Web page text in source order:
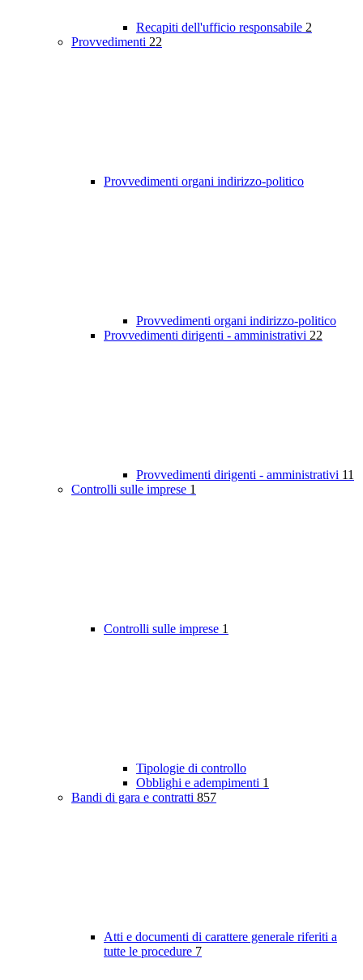
Recapiti dell'ufficio responsabile 2
Provvedimenti 22
Provvedimenti organi indirizzo-politico
Provvedimenti organi indirizzo-politico
Provvedimenti dirigenti - amministrativi 22
Provvedimenti dirigenti - amministrativi 11
Controlli sulle imprese 1
Controlli sulle imprese 1
Tipologie di controllo
Obblighi e adempimenti 1
Bandi di gara e contratti 857
Atti e documenti di carattere generale riferiti a
tutte le procedure 7